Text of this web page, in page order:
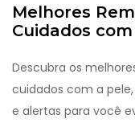
Melhores
Cuidados
Descubra os
cuidados com a
e alertas para você